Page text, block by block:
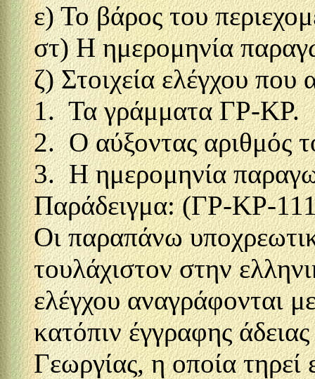
ε) Το βάρος του
στ) Η ημερομηνία
ζ) Στοιχεία ελέγχου που
1. Τα γράμματα ΓΡ-ΚΡ.
2. Ο αύξοντας αριθμός
3. Η ημερομηνία
Παράδειγμα: (ΓΡ-ΚΡ-
Οι παραπάνω
τουλάχιστον στην
ελέγχου αναγράφονται
κατόπιν έγγραφης
Γεωργίας, η οποία τηρεί